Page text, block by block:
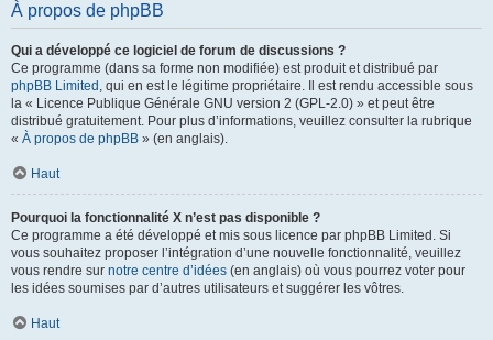
À propos de phpBB
Qui a développé ce logiciel de forum de discussions ?
Ce programme (dans sa forme non modifiée) est produit et distribué par
phpBB Limited , qui en est le légitime propriétaire. Il est rendu accessible sous
la « Licence Publique Générale GNU version 2 (GPL-2.0) » et peut être
distribué gratuitement. Pour plus d’informations, veuillez consulter la rubrique
« À propos de phpBB » (en anglais).
Haut
Pourquoi la fonctionnalité X n’est pas disponible ?
Ce programme a été développé et mis sous licence par phpBB Limited. Si
vous souhaitez proposer l’intégration d’une nouvelle fonctionnalité, veuillez
vous rendre sur notre centre d’idées (en anglais) où vous pourrez voter pour
les idées soumises par d’autres utilisateurs et suggérer les vôtres.
Haut